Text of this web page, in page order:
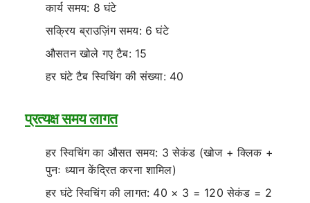
कार्य समय: 8 घंटे
सक्रिय ब्राउज़िंग समय: 6 घंटे
औसतन खोले गए टैब: 15
हर घंटे टैब स्विचिंग की संख्या: 40
प्रत्यक्ष समय लागत
हर स्विचिंग का औसत समय: 3 सेकंड (खोज + क्लिक +
पुनः ध्यान केंद्रित करना शामिल)
हर घंटे स्विचिंग की लागत: 40 × 3 = 120 सेकंड = 2